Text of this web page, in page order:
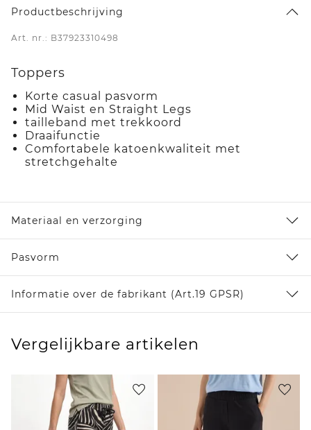
Productbeschrijving
Art. nr.: B37923310498
Toppers
Korte casual pasvorm
Mid Waist en Straight Legs
tailleband met trekkoord
Draaifunctie
Comfortabele katoenkwaliteit met
stretchgehalte
Materiaal en verzorging
Pasvorm
Informatie over de fabrikant (Art.19 GPSR)
Vergelijkbare artikelen